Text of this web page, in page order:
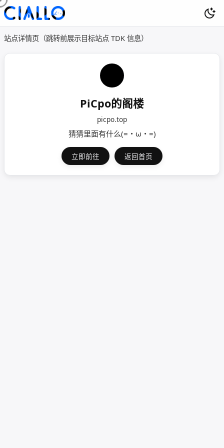
站点详情页（跳转前展示目标站点 TDK 信息）
PiCpo的阁楼
picpo.top
猜猜里面有什么(=・ω・=)
立即前往 返回首页